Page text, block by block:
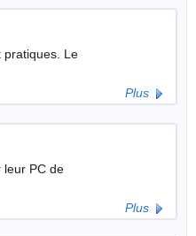
pratiques. Le
Plus
leur PC de
Plus